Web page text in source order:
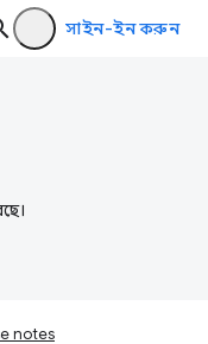
সাইন-ইন করুন
notes